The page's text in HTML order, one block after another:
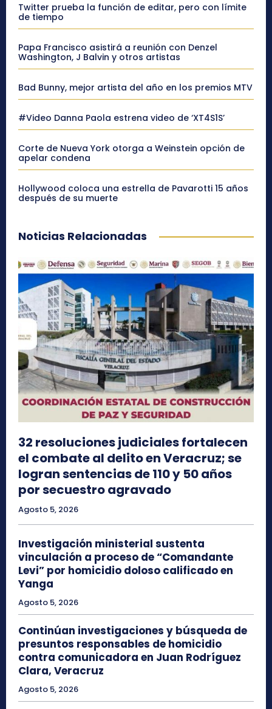
Twitter prueba la función de editar, pero con límite
de tiempo
Papa Francisco asistirá a reunión con Denzel
Washington, J Balvin y otros artistas
Bad Bunny, mejor artista del año en los premios MTV
#Video Danna Paola estrena video de ‘XT4S1S’
Corte de Nueva York otorga a Weinstein opción de
apelar condena
Hollywood coloca una estrella de Pavarotti 15 años
después de su muerte
Noticias Relacionadas
32 resoluciones judiciales fortalecen
el combate al delito en Veracruz; se
logran sentencias de 110 y 50 años
por secuestro agravado
Agosto 5, 2026
Investigación ministerial sustenta
vinculación a proceso de “Comandante
Levi” por homicidio doloso calificado en
Yanga
Agosto 5, 2026
Continúan investigaciones y búsqueda de
presuntos responsables de homicidio
contra comunicadora en Juan Rodríguez
Clara, Veracruz
Agosto 5, 2026